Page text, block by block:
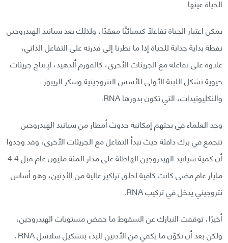
الحياة عينها.
يمكن اعتبار الحياة تفاعلًا كيميائيًّا معقدًا، ولذلك يعد سيانيد الهيدروجين
نقطة بداية جذابة للحياة إذا ما نظرنا إلى قدرته على التفاعل الذاتي،
علاوة على تفاعله مع الجزيئات الأخرى، كالفورم ألدهيد، لإنتاج جزيئات
حيوية تشكل اللبنة الأولى للأسس النتروجينية وسكر الريبوز
والنكليوتيدات، التي تكون بدورها RNA.
وجد العلماء في بحثهم إمكانية حدوث أمطار من سيانيد الهيدروجين
تتجمع في برك دافئة حيث تبدأ التفاعل مع الجزيئات الأخرى، وقد وجدوا
أن كمية سيانيد الهيدروجين الهاطلة على مدار المئة مليون عام قبل 4.4
مليار عام مضى كانت كافية لخلق تراكيز عالية من الأدِنين، وهو أساس
نتروجيني يدخل في تركيب RNA.
أخيرًا، توقفت النيازك عن السقوط ما خفض مستويات الهيدروجين،
ولكن بعد أن تكوّن ما يكفي من الأدنين للبدء بتشكيل سلاسل RNA،